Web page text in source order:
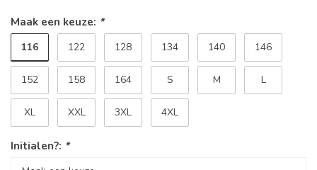
Maak een keuze: *
116 122 128 134 140 146
152 158 164 S M L
XL XXL 3XL 4XL
Initialen?: *